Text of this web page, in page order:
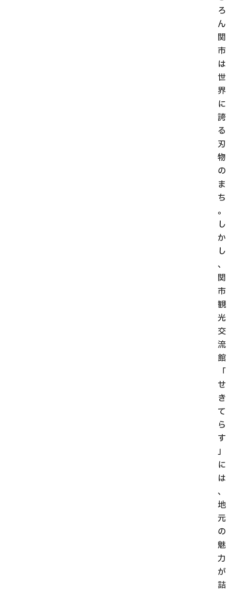
ろ
ん
関
市
は
世
界
に
誇
る
刃
物
の
ま
ち
。
し
か
し
、
関
市
観
光
交
流
館
「
せ
き
て
ら
す
」
に
は
、
地
元
の
魅
力
が
詰